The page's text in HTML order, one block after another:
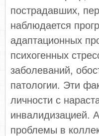
пострадавших,
наблюдается
адаптационных
психогенных
заболеваний,
патологии. Эти
личности с
инвалидизацией.
проблемы в